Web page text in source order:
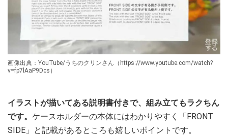
画像出典：YouTube/うちのクリンさん（https://www.youtube.com/watch?
v=fp7lAaP9Dcs）
イラストが描いてある説明書付きで、組み立てもラクちん
です。 ケースホルダーの本体にはわかりやすく「FRONT
SIDE」と記載があるところも嬉しいポイントです。